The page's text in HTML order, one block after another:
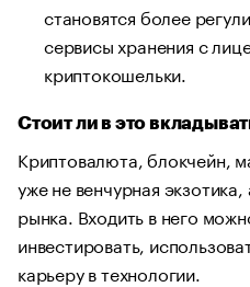
становятся более
сервисы хранения с
криптокошельки.
Стоит ли в это
Криптовалюта, блокчейн,
уже не венчурная
рынка. Входить в него
инвестировать,
карьеру в технологии.